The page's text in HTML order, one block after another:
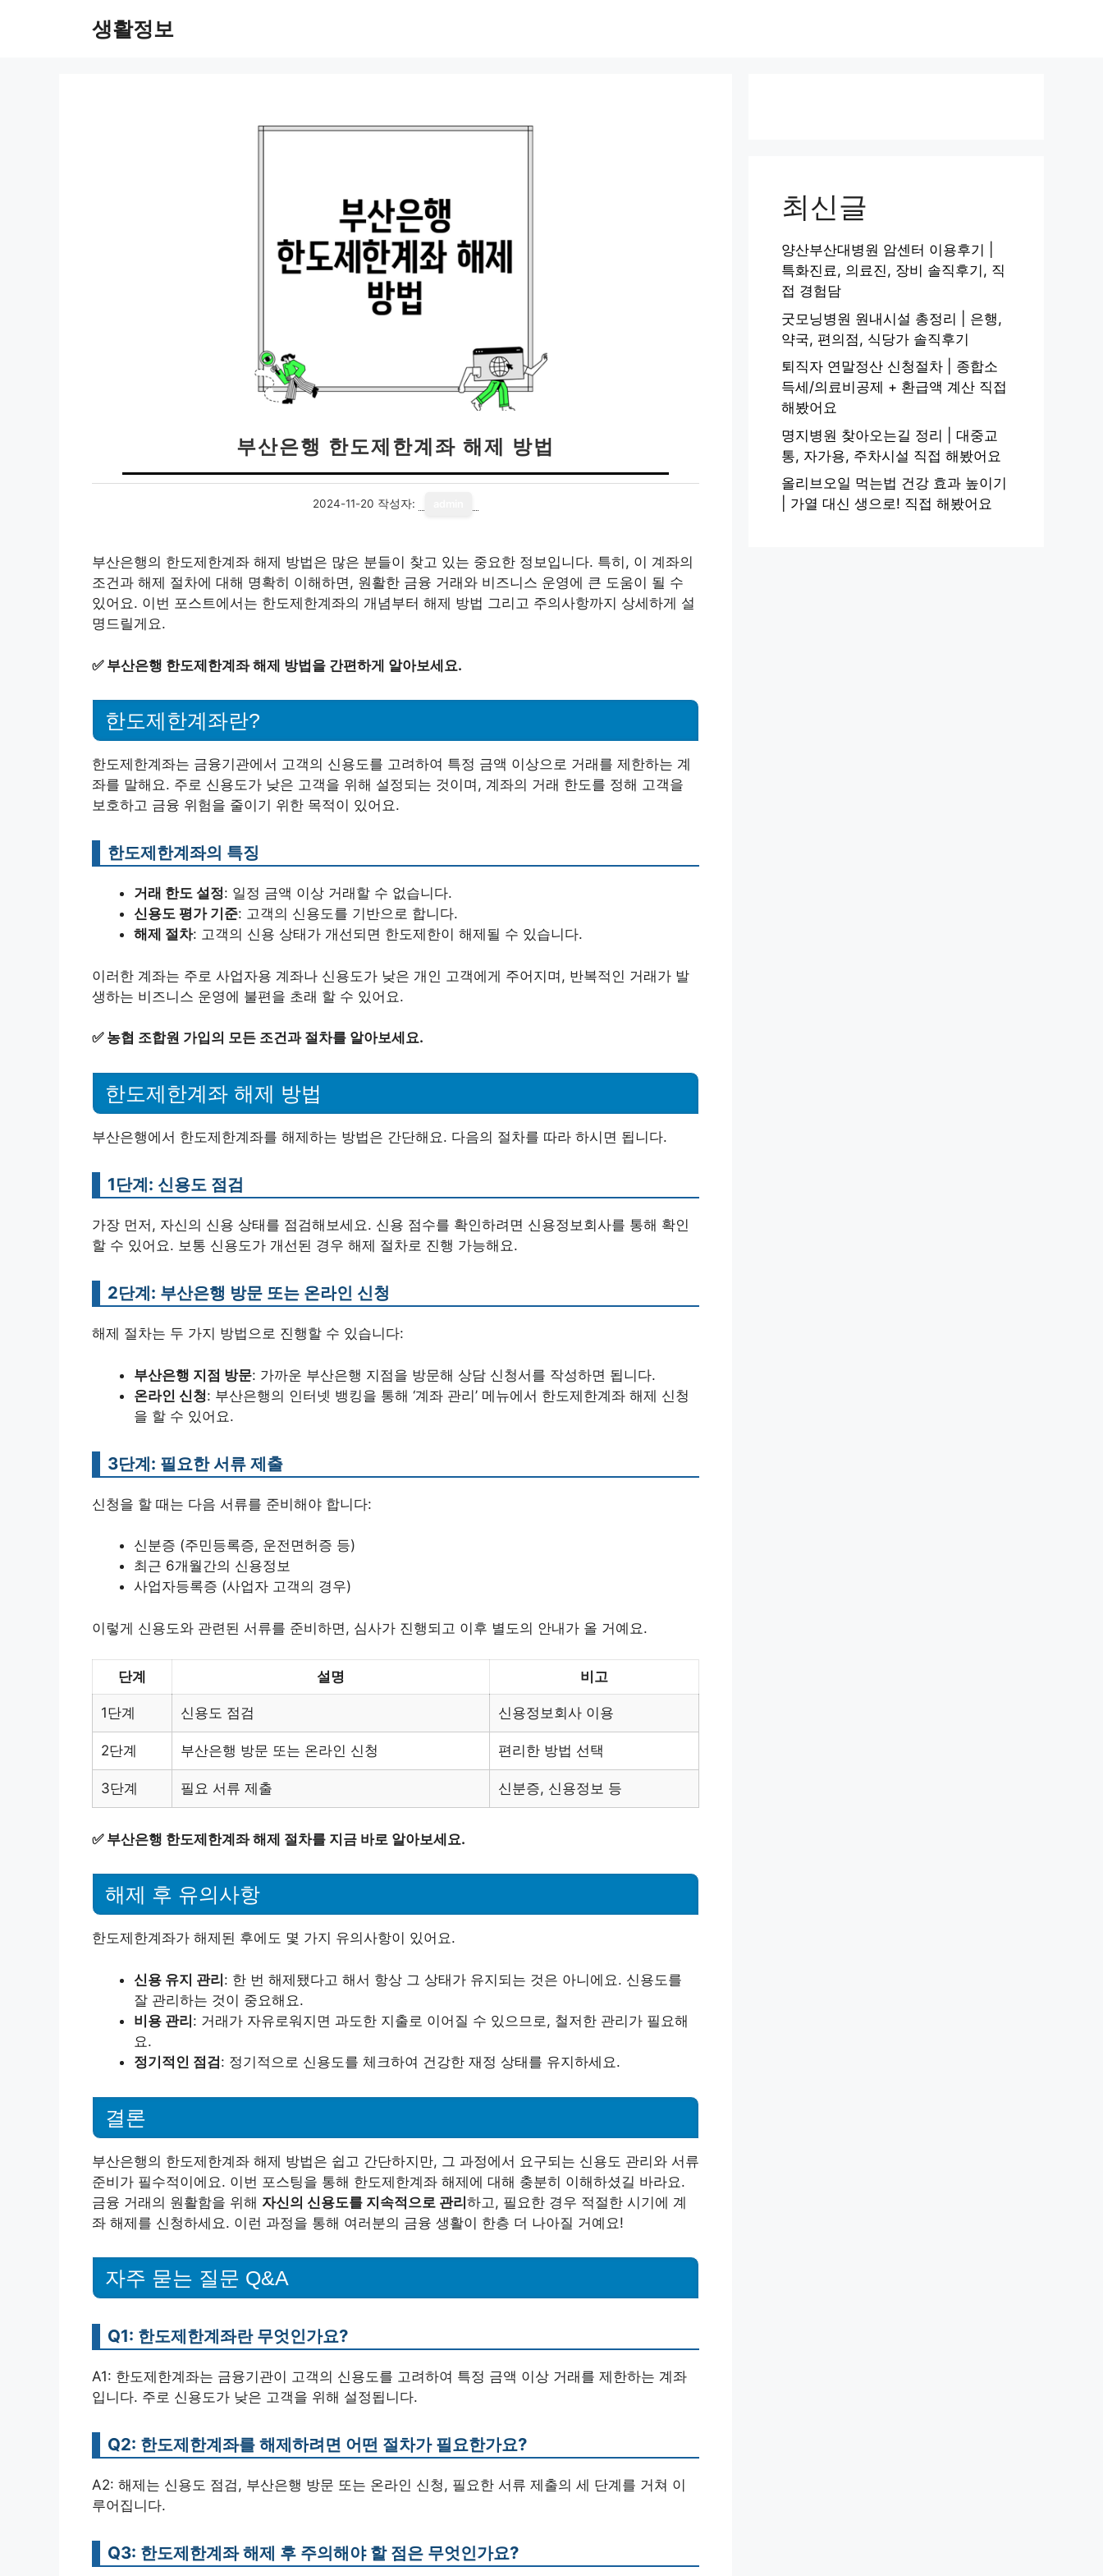
생활정보
부산은행 한도제한계좌 해제 방법
2024-11-20 작성자:
부산은행의 한도제한계좌 해제 방법은 많은 분들이 찾고 있는 중요한 정보입니다. 특히, 이 계좌의
조건과 해제 절차에 대해 명확히 이해하면, 원활한 금융 거래와 비즈니스 운영에 큰 도움이 될 수
있어요. 이번 포스트에서는 한도제한계좌의 개념부터 해제 방법 그리고 주의사항까지 상세하게 설
명드릴게요.
✅ 부산은행 한도제한계좌 해제 방법을 간편하게 알아보세요.
한도제한계좌란?
한도제한계좌는 금융기관에서 고객의 신용도를 고려하여 특정 금액 이상으로 거래를 제한하는 계
좌를 말해요. 주로 신용도가 낮은 고객을 위해 설정되는 것이며, 계좌의 거래 한도를 정해 고객을
보호하고 금융 위험을 줄이기 위한 목적이 있어요.
한도제한계좌의 특징
거래 한도 설정: 일정 금액 이상 거래할 수 없습니다.
신용도 평가 기준: 고객의 신용도를 기반으로 합니다.
해제 절차: 고객의 신용 상태가 개선되면 한도제한이 해제될 수 있습니다.
이러한 계좌는 주로 사업자용 계좌나 신용도가 낮은 개인 고객에게 주어지며, 반복적인 거래가 발
생하는 비즈니스 운영에 불편을 초래 할 수 있어요.
✅ 농협 조합원 가입의 모든 조건과 절차를 알아보세요.
한도제한계좌 해제 방법
부산은행에서 한도제한계좌를 해제하는 방법은 간단해요. 다음의 절차를 따라 하시면 됩니다.
1단계: 신용도 점검
가장 먼저, 자신의 신용 상태를 점검해보세요. 신용 점수를 확인하려면 신용정보회사를 통해 확인
할 수 있어요. 보통 신용도가 개선된 경우 해제 절차로 진행 가능해요.
2단계: 부산은행 방문 또는 온라인 신청
해제 절차는 두 가지 방법으로 진행할 수 있습니다:
부산은행 지점 방문: 가까운 부산은행 지점을 방문해 상담 신청서를 작성하면 됩니다.
온라인 신청: 부산은행의 인터넷 뱅킹을 통해 ‘계좌 관리’ 메뉴에서 한도제한계좌 해제 신청
을 할 수 있어요.
3단계: 필요한 서류 제출
신청을 할 때는 다음 서류를 준비해야 합니다:
신분증 (주민등록증, 운전면허증 등)
최근 6개월간의 신용정보
사업자등록증 (사업자 고객의 경우)
이렇게 신용도와 관련된 서류를 준비하면, 심사가 진행되고 이후 별도의 안내가 올 거예요.
단계 설명 비고
1단계 신용도 점검 신용정보회사 이용
2단계 부산은행 방문 또는 온라인 신청 편리한 방법 선택
3단계 필요 서류 제출 신분증, 신용정보 등
✅ 부산은행 한도제한계좌 해제 절차를 지금 바로 알아보세요.
해제 후 유의사항
한도제한계좌가 해제된 후에도 몇 가지 유의사항이 있어요.
신용 유지 관리: 한 번 해제됐다고 해서 항상 그 상태가 유지되는 것은 아니에요. 신용도를
잘 관리하는 것이 중요해요.
비용 관리: 거래가 자유로워지면 과도한 지출로 이어질 수 있으므로, 철저한 관리가 필요해
요.
정기적인 점검: 정기적으로 신용도를 체크하여 건강한 재정 상태를 유지하세요.
결론
부산은행의 한도제한계좌 해제 방법은 쉽고 간단하지만, 그 과정에서 요구되는 신용도 관리와 서류
준비가 필수적이에요. 이번 포스팅을 통해 한도제한계좌 해제에 대해 충분히 이해하셨길 바라요.
금융 거래의 원활함을 위해 자신의 신용도를 지속적으로 관리하고, 필요한 경우 적절한 시기에 계
좌 해제를 신청하세요. 이런 과정을 통해 여러분의 금융 생활이 한층 더 나아질 거예요!
자주 묻는 질문 Q&A
Q1: 한도제한계좌란 무엇인가요?
A1: 한도제한계좌는 금융기관이 고객의 신용도를 고려하여 특정 금액 이상 거래를 제한하는 계좌
입니다. 주로 신용도가 낮은 고객을 위해 설정됩니다.
Q2: 한도제한계좌를 해제하려면 어떤 절차가 필요한가요?
A2: 해제는 신용도 점검, 부산은행 방문 또는 온라인 신청, 필요한 서류 제출의 세 단계를 거쳐 이
루어집니다.
Q3: 한도제한계좌 해제 후 주의해야 할 점은 무엇인가요?
최신글
양산부산대병원 암센터 이용후기 |
특화진료, 의료진, 장비 솔직후기, 직
접 경험담
굿모닝병원 원내시설 총정리 | 은행,
약국, 편의점, 식당가 솔직후기
퇴직자 연말정산 신청절차 | 종합소
득세/의료비공제 + 환급액 계산 직접
해봤어요
명지병원 찾아오는길 정리 | 대중교
통, 자가용, 주차시설 직접 해봤어요
올리브오일 먹는법 건강 효과 높이기
| 가열 대신 생으로! 직접 해봤어요